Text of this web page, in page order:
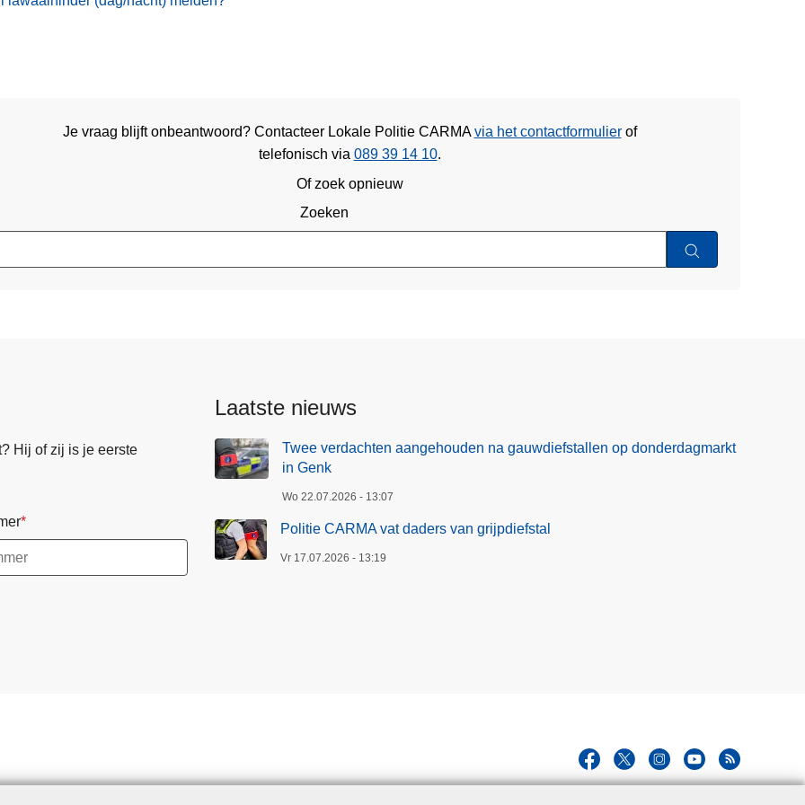
Je vraag blijft onbeantwoord? Contacteer Lokale Politie CARMAvia het contactformulierof
telefonisch via 089 39 14 10.
Of zoek opnieuw
Zoeken
Hij of zij is je eerste
Laatste nieuws
Twee verdachten aangehouden na gauwdiefstallen op donderdagmarkt
in Genk
Wo 22.07.2026 - 13:07
Politie CARMA vat daders van grijpdiefstal
Vr 17.07.2026 - 13:19